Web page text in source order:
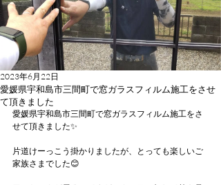
愛媛県宇和島市三間町で窓ガラスフィルム施工をさせ
て頂きました
2023年6月22日
愛媛県宇和島市三間町で窓ガラスフィルム施工をさ
せて頂きました✨
片道けーっこう掛かりましたが、とっても楽しいご
家族さまでした😊